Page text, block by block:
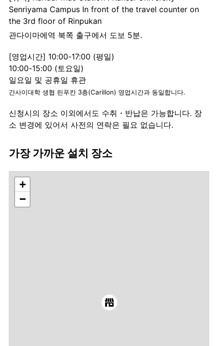
Senriyama Campus In front of the travel counter on
the 3rd floor of Rinpukan
관다이마에역 북쪽 출구에서 도보 5분.
[영업시간] 10:00-17:00 (평일)
10:00-15:00 (토요일)
일요일 및 공휴일 휴관
간사이대학 생협 린푸칸 3층(Carillon) 영업시간과 동일합니다.
신청시의 장소 이외에서도 수취・반납은 가능합니다. 장
소 변경에 있어서 사전의 연락은 필요 없습니다.
가장 가까운 설치 장소
+
−